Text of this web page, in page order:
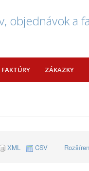
objednávok a
FAKTÚRY ZÁKAZKY
XML CSV